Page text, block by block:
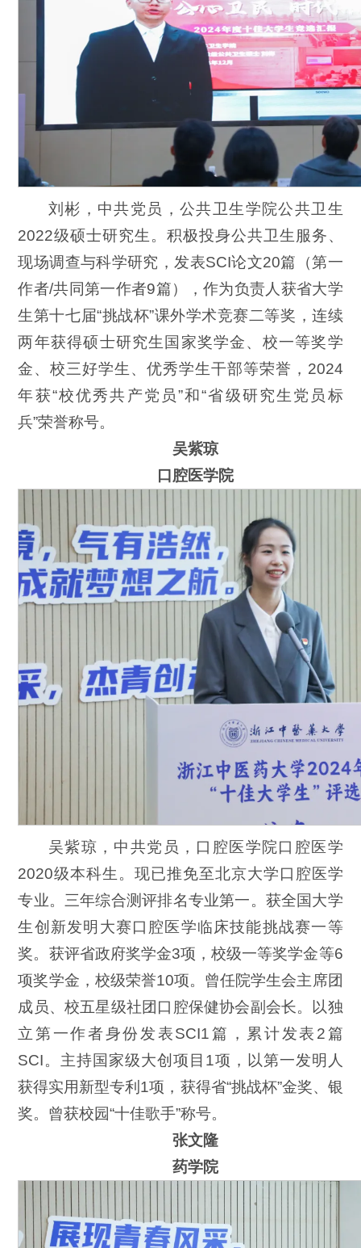
刘彬，中共党员，公共卫生学院公共卫生
2022级硕士研究生。积极投身公共卫生服务、
现场调查与科学研究，发表SCI论文20篇（第一
作者/共同第一作者9篇），作为负责人获省大学
生第十七届“挑战杯”课外学术竞赛二等奖，连续
两年获得硕士研究生国家奖学金、校一等奖学
金、校三好学生、优秀学生干部等荣誉，2024
年获“校优秀共产党员”和“省级研究生党员标
兵”荣誉称号。
吴紫琼
口腔医学院
吴紫琼，中共党员，口腔医学院口腔医学
2020级本科生。现已推免至北京大学口腔医学
专业。三年综合测评排名专业第一。获全国大学
生创新发明大赛口腔医学临床技能挑战赛一等
奖。获评省政府奖学金3项，校级一等奖学金等6
项奖学金，校级荣誉10项。曾任院学生会主席团
成员、校五星级社团口腔保健协会副会长。以独
立第一作者身份发表SCI1篇，累计发表2篇
SCI。主持国家级大创项目1项，以第一发明人
获得实用新型专利1项，获得省“挑战杯”金奖、银
奖。曾获校园“十佳歌手”称号。
张文隆
药学院